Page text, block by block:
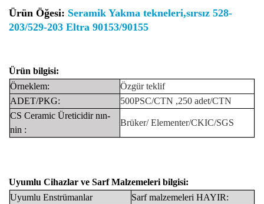
Ürün Öğesi: Seramik Yakma tekneleri,sırsız 528-
203/529-203 Eltra 90153/90155
Ürün bilgisi:
Örneklem:
Özgürteklif
ADET/PKG:
500PSC/CTN ,250 adet/CTN
CS Ceramic Üreticidirnın-
nin :
Brüker/Elementer/CKIC/SGS
Uyumlu Cihazlar ve Sarf Malzemeleri bilgisi:
Uyumlu Enstrümanlar Sarf malzemeleri HAYIR: